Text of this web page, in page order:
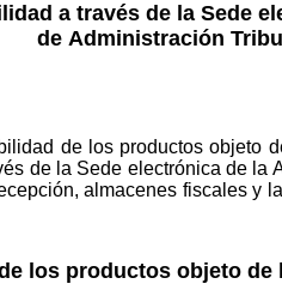
a través de la Sede
de Administración
de los productos objeto
de la Sede electrónica de
almacenes fiscales y
los productos objeto de